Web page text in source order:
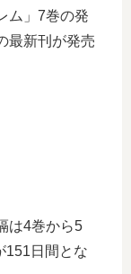
ム」7巻の発
最新刊が発売
は4巻から5
151日間とな